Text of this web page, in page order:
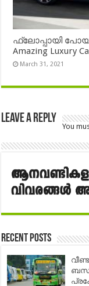
ഫ്ലോപ്പായി
Amazing Luxury
March 31, 2021
Leave a Reply
You
Recent Posts
ബസ്;